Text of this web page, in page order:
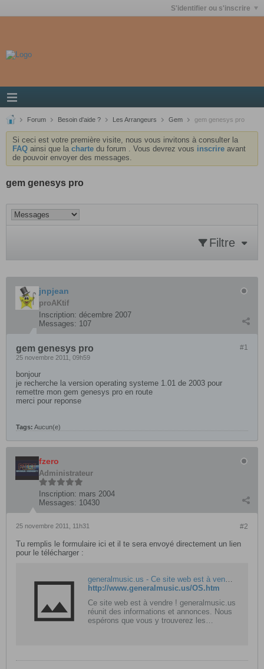
S'identifier ou s'inscrire
Forum Besoin d'aide ? Les Arrangeurs Gem gem genesys pro
Si ceci est votre première visite, nous vous invitons à consulter la
FAQ ainsi que la charte du forum . Vous devrez vous inscrire avant
de pouvoir envoyer des messages.
gem genesys pro
Filtre
jnpjean
proAKtif
Inscription: décembre 2007
Messages: 107
#1
gem genesys pro
25 novembre 2011, 09h59
bonjour
je recherche la version operating systeme 1.01 de 2003 pour
remettre mon gem genesys pro en route
merci pour reponse
Tags: Aucun(e)
fzero
Administrateur
Inscription: mars 2004
Messages: 10430
#2
25 novembre 2011, 11h31
Tu remplis le formulaire ici et il te sera envoyé directement un lien
pour le télécharger :
generalmusic.us - Ce site web est à vendre ! - Ressources et information concernant generalmusic Resources and Information.
http://www.generalmusic.us/OS.htm
Ce site web est à vendre ! generalmusic.us
réunit des informations et annonces. Nous
espérons que vous y trouverez les